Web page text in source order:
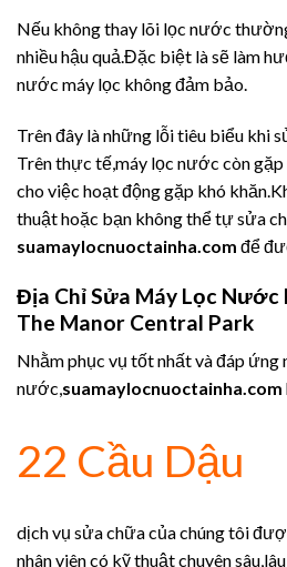
Nếu không thay lõi lọc nước
nhiều hậu quả.Đặc biệt là sẽ làm
nước máy lọc không đảm bảo.
Trên đây là những lỗi tiêu biểu khi
Trên thực tế,máy lọc nước còn gặp
cho việc hoạt động gặp khó
thuật hoặc bạn không thể tự sửa
suamaylocnuoctainha.com để
Địa Chỉ Sửa Máy Lọc Nước
The Manor Central Park
Nhằm phục vụ tốt nhất và đáp ứng
nước,suamaylocnuoctainha.com
22 Cầu Dậu
dịch vụ sửa chữa của chúng tôi
nhân viên có kỹ thuật chuyên